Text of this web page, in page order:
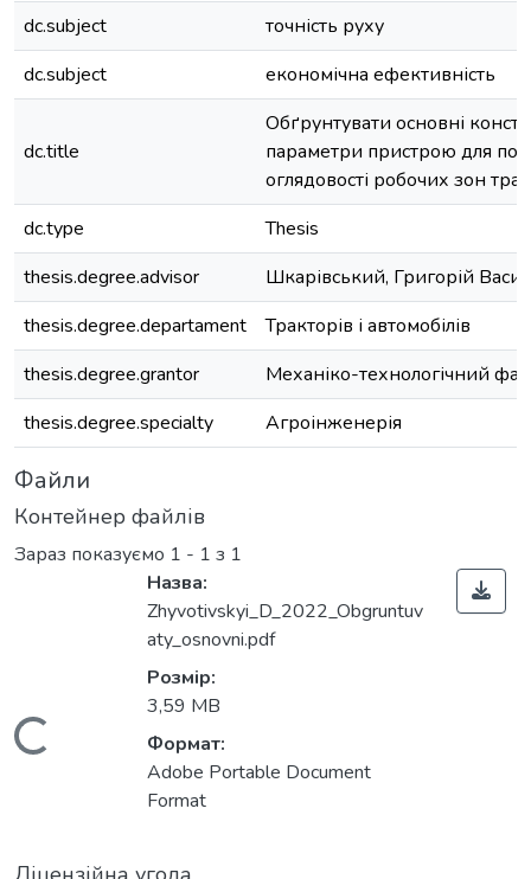
dc.subject
точність руху
dc.subject
економічна ефективність
dc.title
Обґрунтувати основні
параметри пристрою для
оглядовості робочих зон
dc.type
Thesis
thesis.degree.advisor
Шкарівський, Григорій
thesis.degree.departament
Тракторів і автомобілів
thesis.degree.grantor
Механіко-технологічний
thesis.degree.specialty
Агроінженерія
Файли
Контейнер файлів
Зараз показуємо 1 - 1 з 1
Вантажиться...
Назва:
Zhyvotivskyi_D_2022_Obgruntuv
aty_osnovni.pdf
Розмір:
3,59 MB
Формат:
Adobe Portable Document
Format